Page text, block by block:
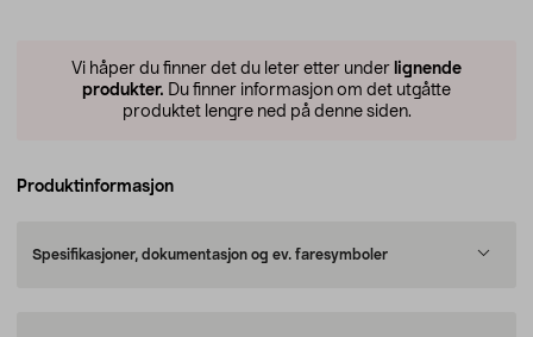
Vi håper du finner det du leter etter under lignende
produkter. Du finner informasjon om det utgåtte
produktet lengre ned på denne siden.
Produktinformasjon
Spesifikasjoner, dokumentasjon og ev. faresymboler